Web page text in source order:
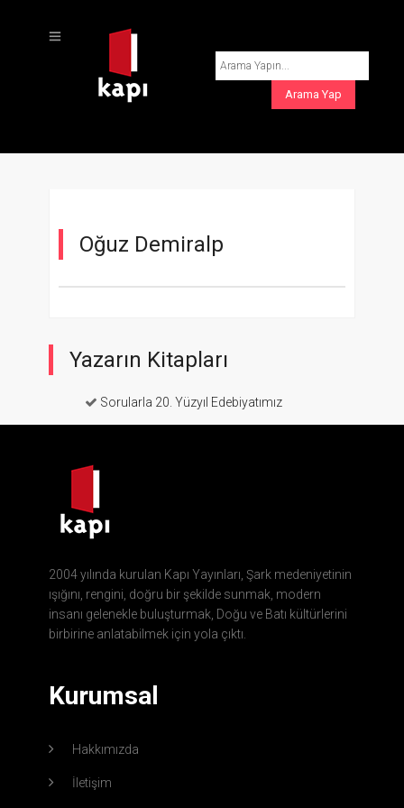
Oğuz Demiralp
Yazarın Kitapları
Sorularla 20. Yüzyıl Edebiyatımız
2004 yılında kurulan Kapı Yayınları, Şark medeniyetinin
ışığını, rengini, doğru bir şekilde sunmak, modern
insanı gelenekle buluşturmak, Doğu ve Batı kültürlerini
birbirine anlatabilmek için yola çıktı.
Kurumsal
Hakkımızda
İletişim